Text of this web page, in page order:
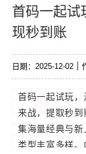
了，一天0撸几
提现支付宝！...
首码一起试
现秒到账
日期：2025-12-02
首码一起试玩
来战，提取秒
集海量经典与新
类型丰富多样。